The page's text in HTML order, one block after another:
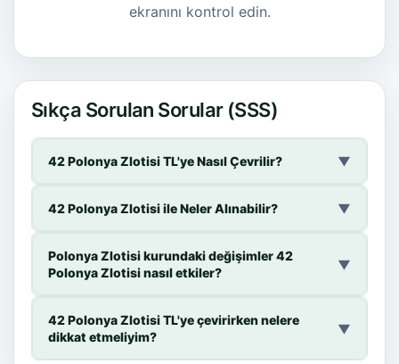
ekranını kontrol edin.
Sıkça Sorulan Sorular (SSS)
42 Polonya Zlotisi TL'ye Nasıl Çevrilir? ▼
42 Polonya Zlotisi ile Neler Alınabilir? ▼
Polonya Zlotisi kurundaki değişimler 42
Polonya Zlotisi nasıl etkiler?
▼
42 Polonya Zlotisi TL'ye çevirirken nelere
dikkat etmeliyim?
▼